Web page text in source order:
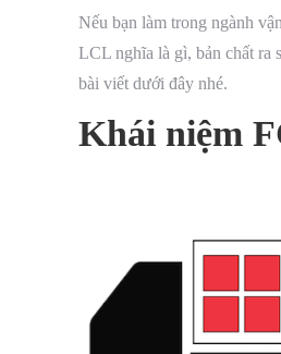
Nếu bạn làm trong ngành
LCL nghĩa là gì, bản chất ra
bài viết dưới đây nhé.
Khái niệm